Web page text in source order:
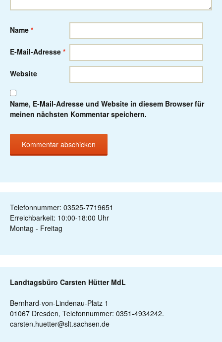
Name *
E-Mail-Adresse *
Website
Name, E-Mail-Adresse und Website in diesem Browser für
meinen nächsten Kommentar speichern.
Telefonnummer: 03525-7719651
Erreichbarkeit: 10:00-18:00 Uhr
Montag - Freitag
Landtagsbüro Carsten Hütter MdL
Bernhard-von-Lindenau-Platz 1
01067 Dresden, Telefonnummer: 0351-4934242.
carsten.huetter@slt.sachsen.de